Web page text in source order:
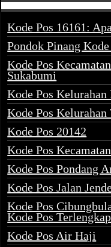
Kode Pos 16161:
Pondok Pinang Kode
Kode Pos
Sukabumi
Kode Pos Kelurahan
Kode Pos Kelurahan
Kode Pos 20142
Kode Pos
Kode Pos Pondang
Kode Pos Jalan
Kode Pos
Kode Pos Terlengkap
Kode Pos Air Haji